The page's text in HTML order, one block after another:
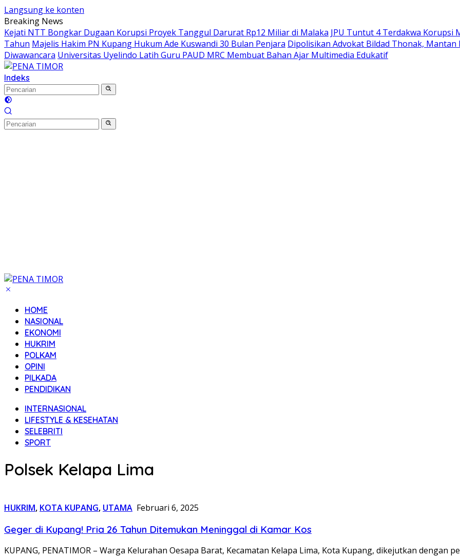
Langsung ke konten
Breaking News
Kejati NTT Bongkar Dugaan Korupsi Proyek Tanggul Darurat Rp12 Miliar di Malaka JPU Tuntut 4 Terdakwa Korupsi
Tahun Majelis Hakim PN Kupang Hukum Ade Kuswandi 30 Bulan Penjara Dipolisikan Advokat Bildad Thonak,
Diwawancara Universitas Uyelindo Latih Guru PAUD MRC Membuat Bahan Ajar Multimedia Edukatif
Indeks
HOME
NASIONAL
EKONOMI
HUKRIM
POLKAM
OPINI
PILKADA
PENDIDIKAN
INTERNASIONAL
LIFESTYLE & KESEHATAN
SELEBRITI
SPORT
Polsek Kelapa Lima
HUKRIM, KOTA KUPANG, UTAMA Februari 6, 2025
Geger di Kupang! Pria 26 Tahun Ditemukan Meninggal di Kamar Kos
KUPANG, PENATIMOR – Warga Kelurahan Oesapa Barat, Kecamatan Kelapa Lima, Kota Kupang, dikejutkan dengan